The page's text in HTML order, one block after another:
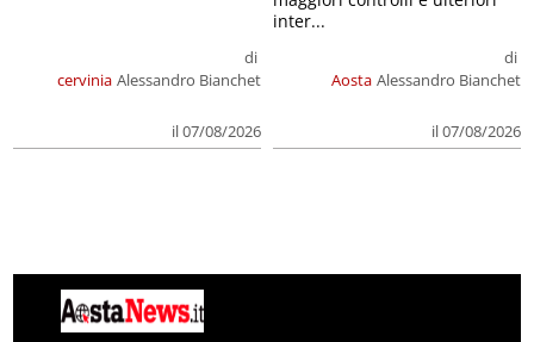
cervinia
di
Alessandro Bianchet
il 07/08/2026
Aosta
di
Alessandro Bianchet
il 07/08/2026
inter...